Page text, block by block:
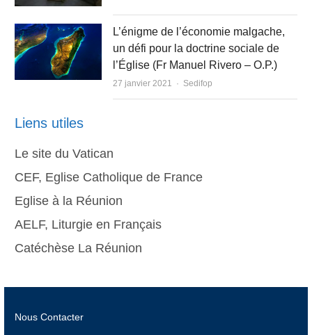
L’énigme de l’économie malgache,
un défi pour la doctrine sociale de
l’Église (Fr Manuel Rivero – O.P.)
27 janvier 2021 Author
Sedifop
Liens utiles
Le site du Vatican
CEF, Eglise Catholique de France
Eglise à la Réunion
AELF, Liturgie en Français
Catéchèse La Réunion
Nous Contacter